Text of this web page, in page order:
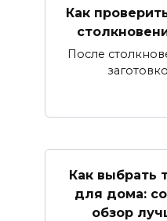
Как
После
Как выбрать
для дома:
обзор